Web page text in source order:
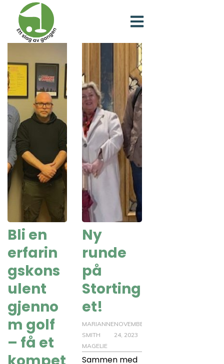
Erfaringssentrum
Bli en
erfarin
gskons
ulent
gjenno
m golf
– få et
Ny
runde
på
Storting
et!
MARIANNE
SMITH
MAGELIE
NOVEMBER
24, 2023
Sammen med